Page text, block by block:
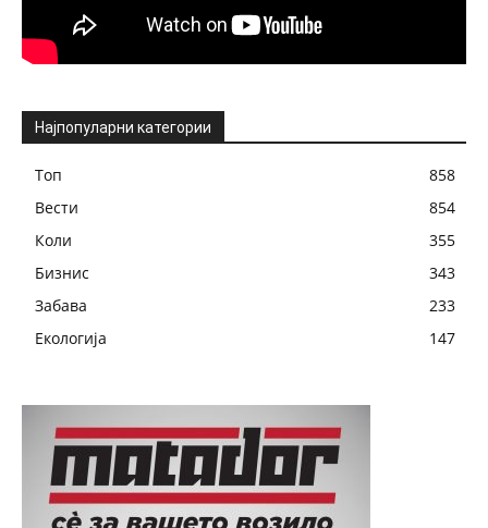
Најпопуларни категории
Топ
858
Вести
854
Коли
355
Бизнис
343
Забава
233
Екологија
147